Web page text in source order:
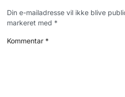
Din e-mailadresse vil ikke blive
markeret med *
Kommentar *